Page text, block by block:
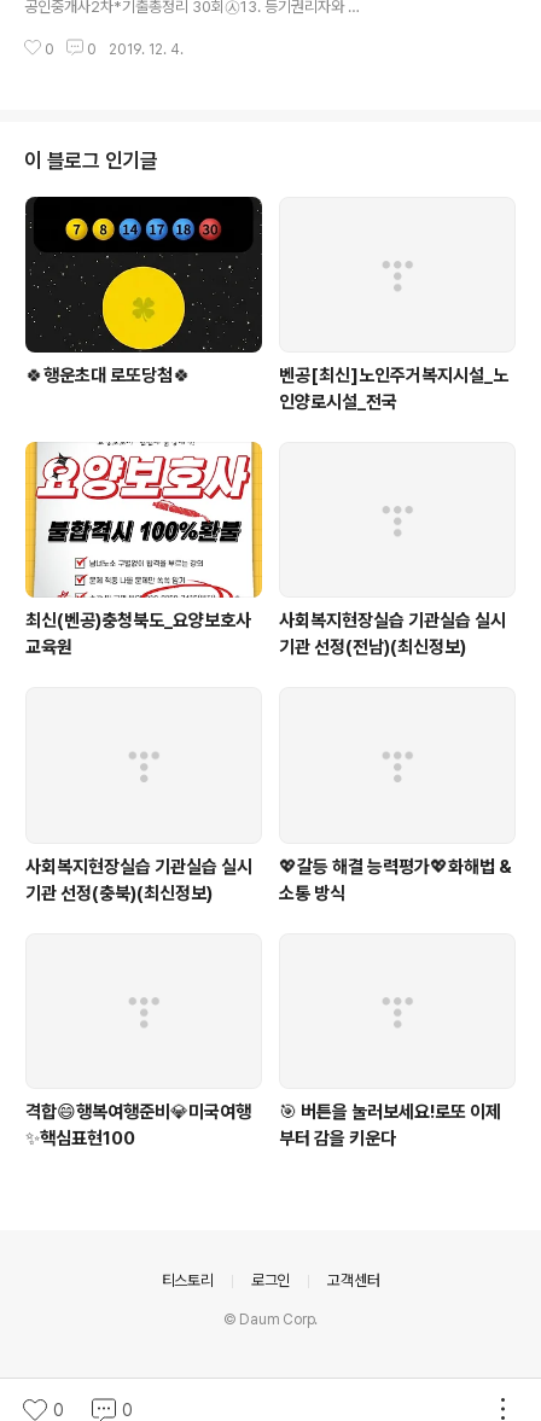
공인중개사2차*기출총정리 30회㉦13. 등기권리자와 등
리자와 절차법상 등기권리자는 일치하지 않는 경우도 있
식적으로 판단해야 한고, 실체법상 권리의미에 대해서는
고려해서는 안 된다. ④ 甲이 자신의 부동산에 설정해 준
乙명의의 저당권설정등기를 말소하는 경우, 甲이 절차법
상 등기권리자에 해당한다. ● 부동산이 甲→乙→丙으로
매도되었으나 등기명의가 甲에게 남아 있어 丙이 乙을 대
위하여 소유권이전등기를 신청하는 경우, 丙은 절차법상
등기..
0 0 2019. 12. 4.
이 블로그 인기글
🍀행운초대 로또당첨🍀
벤공[최신]노인주거복지시설_노
인양로시설_전국
최신(벤공)충청북도_요양보호사
교육원
사회복지현장실습 기관실습 실시
기관 선정(전남)(최신정보)
사회복지현장실습 기관실습 실시
기관 선정(충북)(최신정보)
💖갈등 해결 능력평가💖화해법 &
소통 방식
격합😄행복여행준비💎미국여행
✨핵심표현100
🎯 버튼을 눌러보세요!로또 이제
부터 감을 키운다
0 0
티스토리 로그인 고객센터
© Daum Corp.